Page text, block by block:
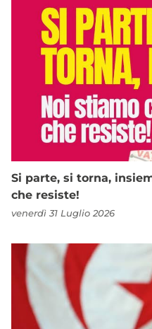
Si parte, si torna,
che resiste!
venerdì 31 Luglio 2026